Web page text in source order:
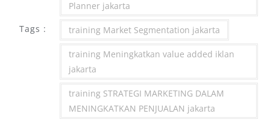
Tags :
Planner jakarta
training Market Segmentation jakarta
training Meningkatkan value added iklan
jakarta
training STRATEGI MARKETING DALAM
MENINGKATKAN PENJUALAN jakarta